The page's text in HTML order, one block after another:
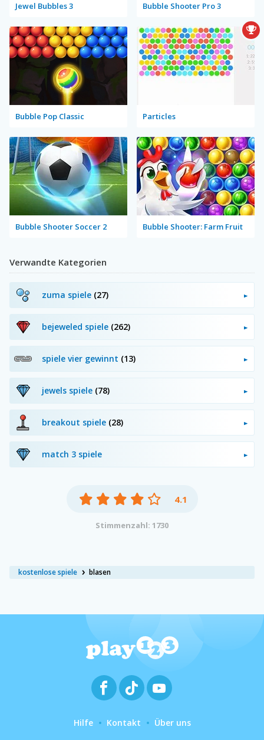
kostenlose spiele blasen
Jewel Bubbles 3 Bubble Shooter Pro 3
Bubble Pop Classic Particles
Bubble Shooter Soccer 2 Bubble Shooter: Farm Fruit
Verwandte Kategorien
zuma spiele (27)
bejeweled spiele (262)
spiele vier gewinnt (13)
jewels spiele (78)
breakout spiele (28)
match 3 spiele
4.1
Stimmenzahl: 1730
Hilfe Kontakt Über uns